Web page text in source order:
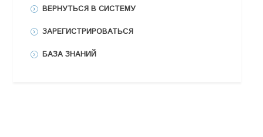
ВЕРНУТЬСЯ В СИСТЕМУ
ЗАРЕГИСТРИРОВАТЬСЯ
БАЗА ЗНАНИЙ